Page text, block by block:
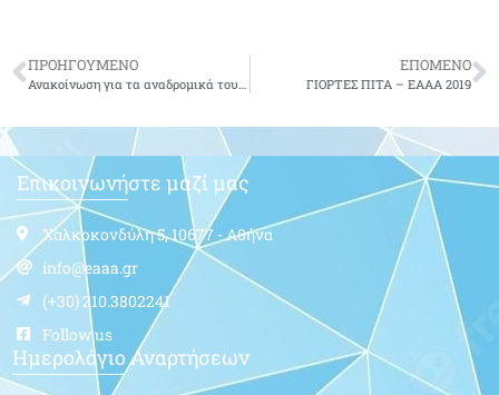
ΠΡΟΗΓΟΥΜΕΝΟ ΕΠΟΜΕΝΟ
ΓΙΟΡΤΕΣ ΠΙΤΑ – ΕΑΑΑ 2019
Επικοινωνήστε μαζί μας
Χαλκοκονδύλη 5, 10677 - Αθήνα
info@eaaa.gr
(+30) 210.3802241
Follow us
Ημερολόγιο Αναρτήσεων